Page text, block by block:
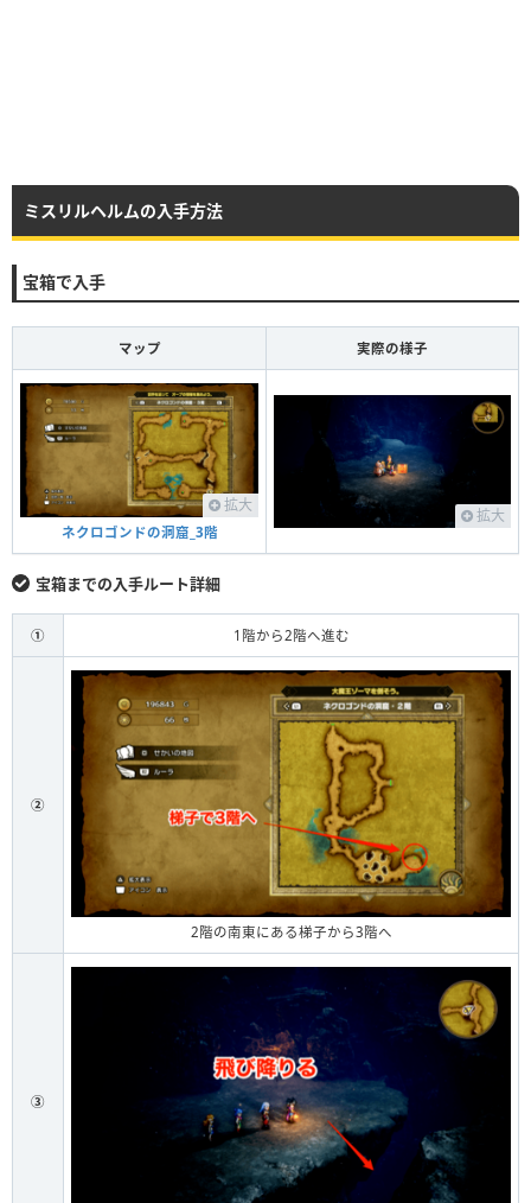
ミスリルヘルムの入手方法
宝箱で入手
マップ 実際の様子
拡大
ネクロゴンドの洞窟_3階
拡大
宝箱までの入手ルート詳細
① 1階から2階へ進む
②
2階の南東にある梯子から3階へ
③